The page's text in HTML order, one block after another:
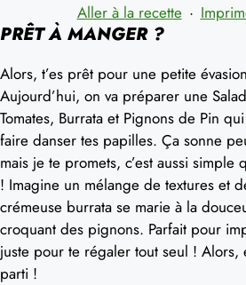
Aller à la recette ·
PRÊT À MANGER ?
Alors, t’es prêt pour une petite
Aujourd’hui, on va préparer une
Tomates, Burrata et Pignons de Pin
faire danser tes papilles. Ça sonne
mais je te promets, c’est aussi simple
! Imagine un mélange de textures et
crémeuse burrata se marie à la
croquant des pignons. Parfait pour
juste pour te régaler tout seul ! Alors,
parti !